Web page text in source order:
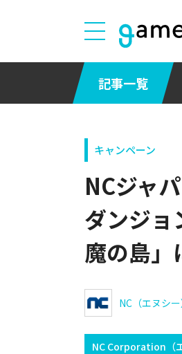
記事一覧
キャンペーン
NCジャ
ダンジョ
魔の島」
NC（エヌシー
NC Corporation（